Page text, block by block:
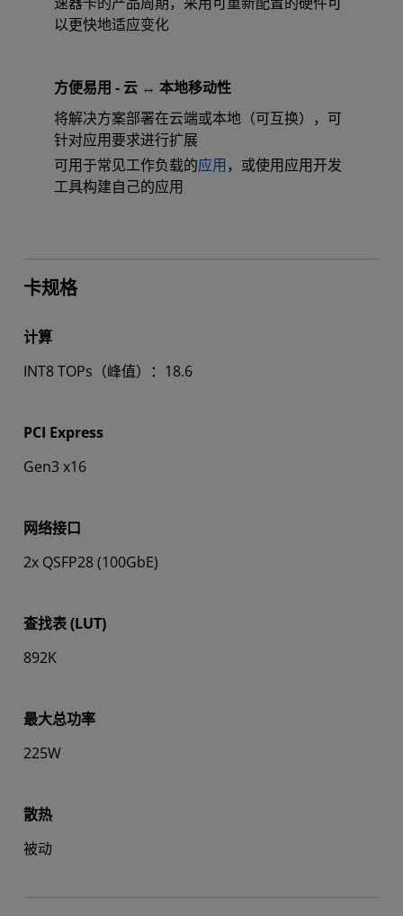
以更快地适应变化
方便易用 - 云 ↔ 本地移动性
将解决方案部署在云端或本地（可互换），可
针对应用要求进行扩展
可用于常见工作负载的应用，或使用应用开发
工具构建自己的应用
卡规格
计算
INT8 TOPs（峰值）：18.6
PCI Express
Gen3 x16
网络接口
2x QSFP28 (100GbE)
查找表 (LUT)
892K
最大总功率
225W
散热
被动